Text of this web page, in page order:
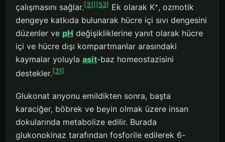
çalışmasını sağlar.[31] [53] Ek olarak K⁺, ozmotik
dengeye katkıda bulunarak hücre içi sıvı dengesini
düzenler ve pH değişikliklerine yanıt olarak hücre
içi ve hücre dışı kompartmanlar arasındaki
kaymalar yoluyla asit-baz homeostazisini
destekler.[31]
Glukonat anyonu emildikten sonra, başta
karaciğer, böbrek ve beyin olmak üzere insan
dokularında metabolize edilir. Burada
glukonokinaz tarafından fosforile edilerek 6-